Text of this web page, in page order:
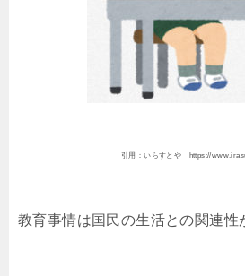
引用：いらすとや https://
教育事情は国民の生活との関連性